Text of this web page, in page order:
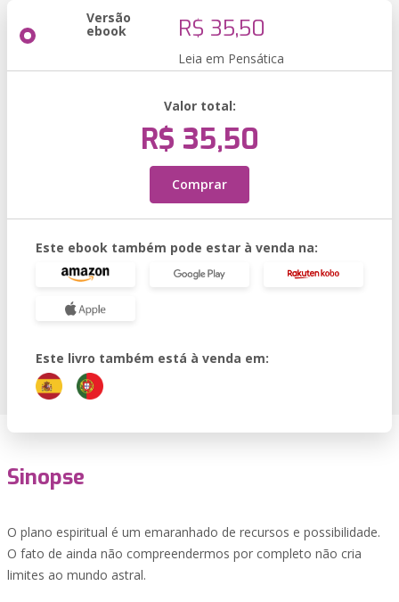
Versão
ebook R$ 35,50
Leia em Pensática
Valor total:
R$ 35,50
Comprar
Este ebook também pode estar à venda na:
Este livro também está à venda em:
Sinopse
O plano espiritual é um emaranhado de recursos e possibilidade.
O fato de ainda não compreendermos por completo não cria
limites ao mundo astral.